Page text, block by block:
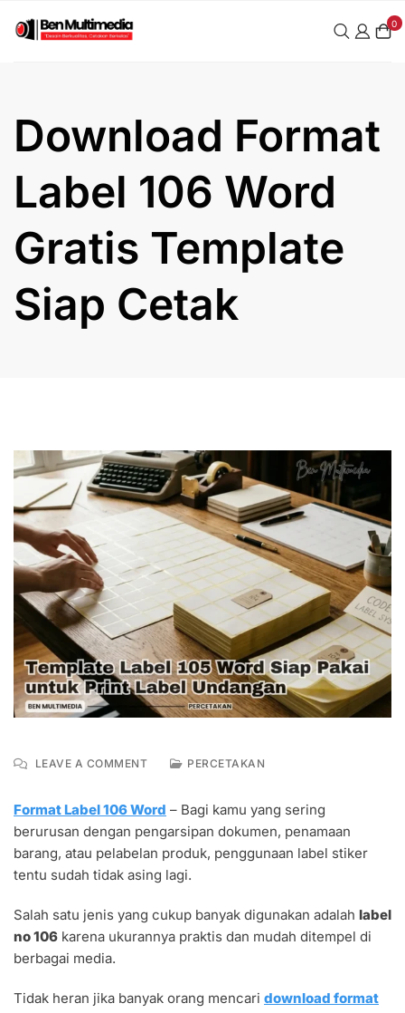
0
Download Format
Label 106 Word
Gratis Template
Siap Cetak
LEAVE A COMMENTON
LABEL
106
WORD
GRATIS
TEMPLATE
CETAK
PERCETAKAN
Format Label 106 Word – Bagi kamu yang sering
berurusan dengan pengarsipan dokumen, penamaan
barang, atau pelabelan produk, penggunaan label stiker
tentu sudah tidak asing lagi.
Salah satu jenis yang cukup banyak digunakan adalah label
no 106 karena ukurannya praktis dan mudah ditempel di
berbagai media.
Tidak heran jika banyak orang mencari download format